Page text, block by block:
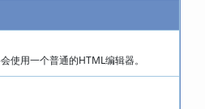
使用一个普通的HTML编辑器。